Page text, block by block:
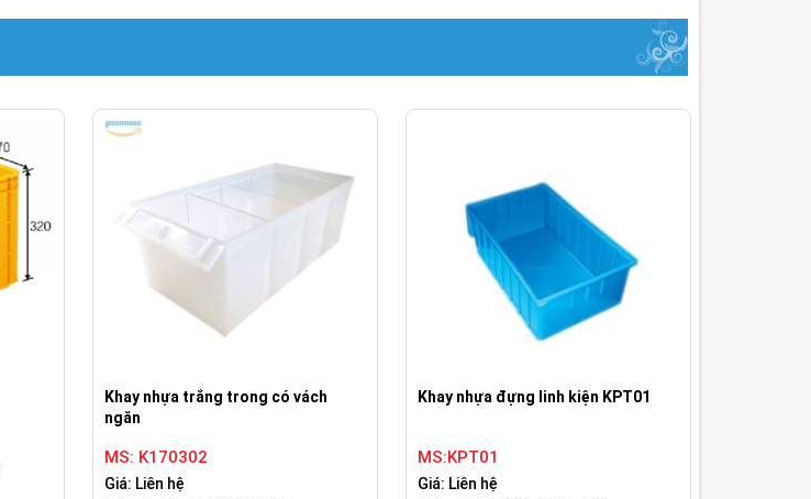
Khay nhựa trắng trong có vách
ngăn
MS: K170302
Giá: Liên hệ
Khay nhựa đựng linh kiện KPT01
MS:KPT01
Giá: Liên hệ